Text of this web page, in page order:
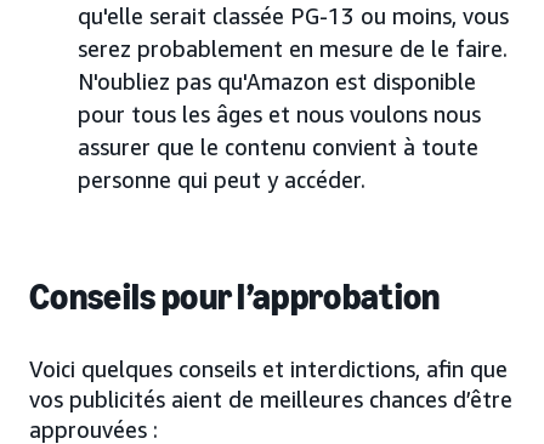
qu'elle serait classée PG-13 ou moins, vous
serez probablement en mesure de le faire.
N'oubliez pas qu'Amazon est disponible
pour tous les âges et nous voulons nous
assurer que le contenu convient à toute
personne qui peut y accéder.
Conseils pour l’approbation
Voici quelques conseils et interdictions, afin que
vos publicités aient de meilleures chances d’être
approuvées :